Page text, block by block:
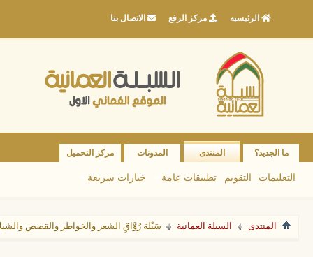
الرئيسيه مركز الرفع الاتصال بنا
ما الجديد؟ المنتدى
التعليمات التقويم تطبيقات عامة خيارات سريعة
المدونات مركز التحميل
المنتدى السبلة العمانية سَبْلة رُوَّاقِ الشعر والخواطر والقصص